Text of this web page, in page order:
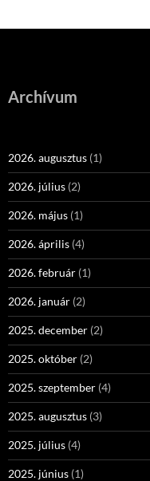
Archívum
2026. augusztus (1)
2026. július (2)
2026. május (1)
2026. április (4)
2026. február (1)
2026. január (2)
2025. december (2)
2025. október (2)
2025. szeptember (4)
2025. augusztus (3)
2025. július (4)
2025. június (1)